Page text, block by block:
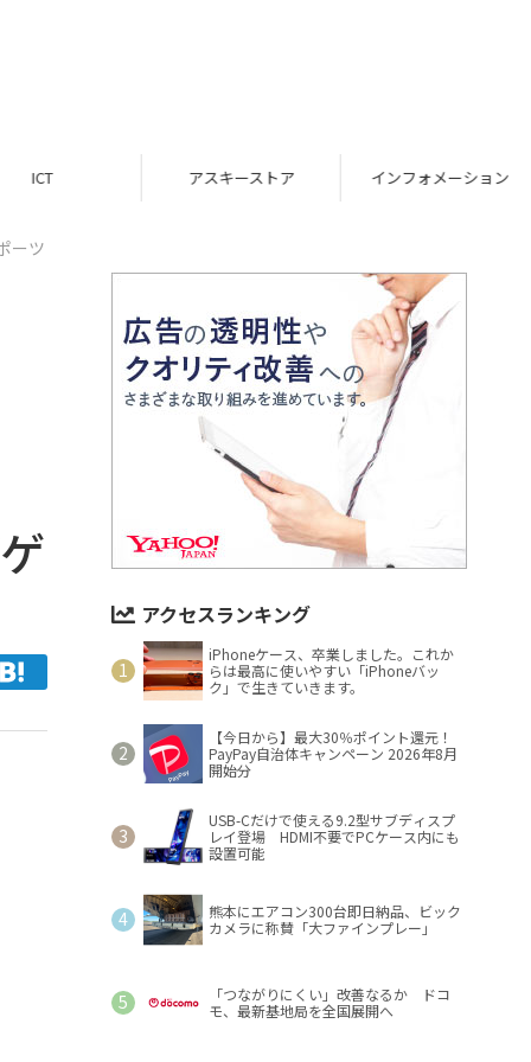
ICT アスキーストア インフォメーション
ーツ
アクセスランキング
iPhoneケース、卒業しました。これか
らは最高に使いやすい「iPhoneバッ
ク」で生きていきます。
【今日から】最大30％ポイント還元！
PayPay自治体キャンペーン 2026年8月
開始分
USB-Cだけで使える9.2型サブディスプ
レイ登場 HDMI不要でPCケース内にも
設置可能
熊本にエアコン300台即日納品、ビック
カメラに称賛「大ファインプレー」
「つながりにくい」改善なるか ドコ
モ、最新基地局を全国展開へ